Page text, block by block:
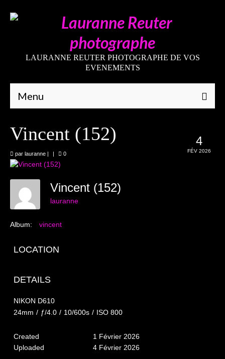
LAURANNE REUTER PHOTOGRAPHE DE VOS
EVENEMENTS
Menu
Mariages
Grossesses
Nouveaux-nés
The smash cake: 1 an / 2
Séance Noël
Au Feminin
Carnaval d’Annecy
4
FÉV 2026
Vincent (152)
par lauranne | | 0
Vincent (152)
lauranne
Album: vincent
LOCATION
DETAILS
NIKON D610
24mm / ƒ/4.0 / 10/600s / ISO 800
Created
1 Février 2026
Uploaded
4 Février 2026